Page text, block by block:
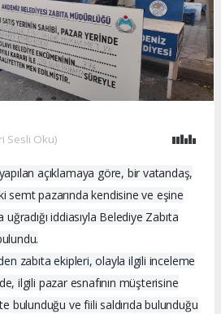
Sesli Oku)
açıklamaya göre, bir vatandaş,
semt pazarında kendisine ve eşine
iddiasıyla Belediye Zabıta
zabıta ekipleri, olayla ilgili inceleme
ilgili pazar esnafının müşterisine
bulunduğu ve fiili saldırıda bulunduğu